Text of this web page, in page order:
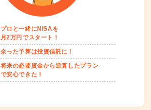
プロと一緒にNISAを
月2万円でスタート！
余った予算は投資信託に！
将来の必要資金から逆算したプラン
で安心できた！